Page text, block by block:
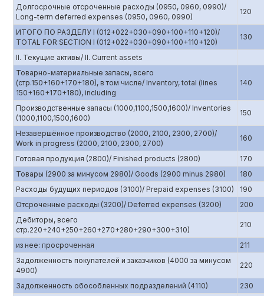
Долгосрочные отсроченные расходы (0950, 0960, 0990)/
Long-term deferred expenses (0950, 0960, 0990)
120
ИТОГО ПО РАЗДЕЛУ I (012+022+030+090+100+110+120)/
TOTAL FOR SECTION I (012+022+030+090+100+110+120)
130
II. Текущие активы/ II. Current assets
Товарно-материальные запасы, всего
(стр.150+160+170+180), в том числе/ Inventory, total (lines
150+160+170+180), including
140
Производственные запасы (1000,1100,1500,1600)/ Inventories
(1000,1100,1500,1600)
150
Незавершённое производство (2000, 2100, 2300, 2700)/
Work in progress (2000, 2100, 2300, 2700)
160
Готовая продукция (2800)/ Finished products (2800)
170
Товары (2900 за минусом 2980)/ Goods (2900 minus 2980)
180
Расходы будущих периодов (3100)/ Prepaid expenses (3100)
190
Отсроченные расходы (3200)/ Deferred expenses (3200)
200
Дебиторы, всего
стр.220+240+250+260+270+280+290+300+310)
210
из нее: просроченная
211
Задолженность покупателей и заказчиков (4000 за минусом
4900)
220
Задолженность обособленных подразделений (4110)
230